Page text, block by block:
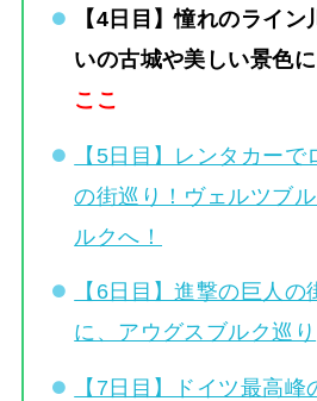
【4日目】憧れのライ
いの古城や美しい景色
ここ
【5日目】レンタカー
の街巡り！ヴェルツブ
ルクへ！
【6日目】進撃の巨人
に、アウグスブルク巡り
【7日目】ドイツ最高峰